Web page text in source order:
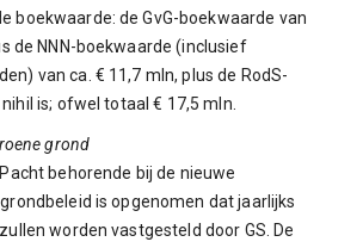
boekwaarde: de GvG-boekwaarde van
de NNN-boekwaarde (inclusief
van ca. € 11,7 mln, plus de RodS-
is; ofwel totaal € 17,5 mln.
grond
behorende bij de nieuwe
is opgenomen dat jaarlijks
worden vastgesteld door GS. De